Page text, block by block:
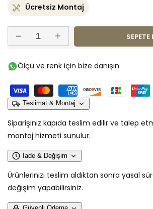
Ücretsiz Montaj
Refakatçı
için
adedi
azaltın
Refakatçı
için
adedi
artırın
SEPETE
Ölçü ve renk için bize danışın
Teslimat & Montaj
Siparişiniz kapıda teslim edilir ve talep
montaj hizmeti sunulur.
İade & Değişim
Ürünlerinizi teslim aldıktan sonra yasal
değişim yapabilirsiniz.